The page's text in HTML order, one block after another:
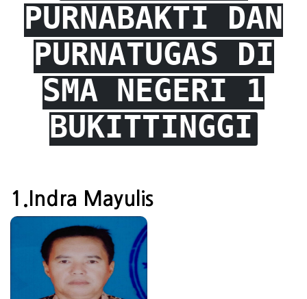
PURNABAKTI DAN
PURNATUGAS DI
SMA NEGERI 1
BUKITTINGGI
1.Indra Mayulis